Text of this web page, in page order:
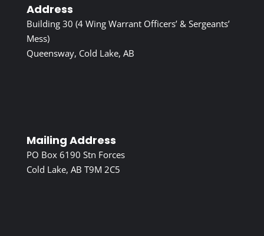
Address
Building 30 (4 Wing Warrant Officers’ & Sergeants’
Mess)
Queensway, Cold Lake, AB
Mailing Address
PO Box 6190 Stn Forces
Cold Lake, AB T9M 2C5